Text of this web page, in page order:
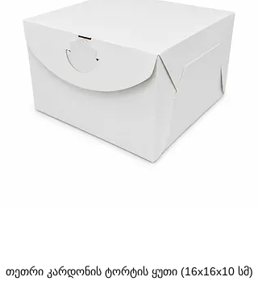
თეთრი კარდონის ტორტის ყუთი (16x16x10 სმ)